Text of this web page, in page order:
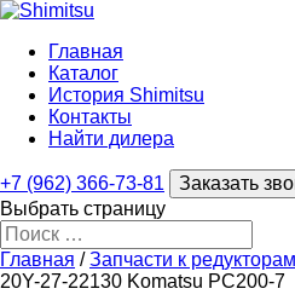
Главная
Каталог
История Shimitsu
Контакты
Найти дилера
+7 (962) 366-73-81
Заказать
Выбрать страницу
Главная /Запчасти к редукторам
20Y-27-22130 Komatsu PC200-7